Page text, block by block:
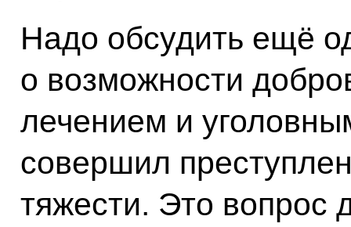
Надо обсудить ещё
о возможности
лечением и
совершил
тяжести. Это вопрос